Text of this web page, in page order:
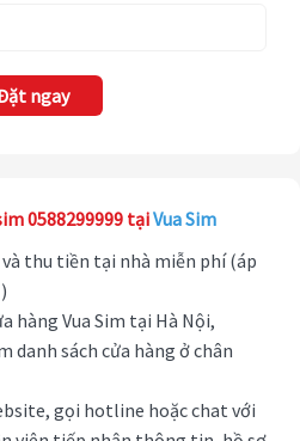
ngay
0588299999 tạiVua Sim
và thu tiền tại nhà miễn phí (áp
hàng Vua Sim tại Hà Nội,
danh sách cửa hàng ở chân
gọi hotline hoặc chat với